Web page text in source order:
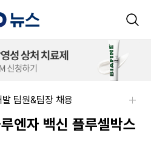
팀원&팀장 채용
엔자 백신 플루셀박스